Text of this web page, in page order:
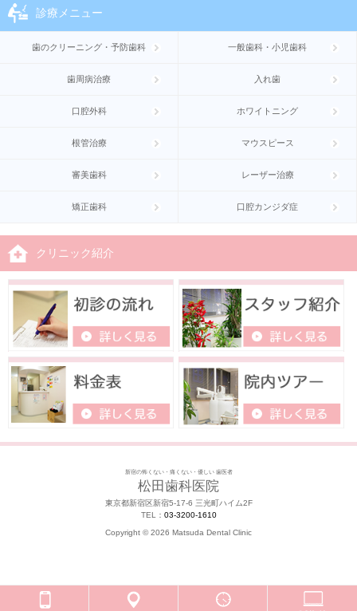
診療メニュー
歯のクリーニング・予防歯科
歯周病治療
口腔外科
根管治療
審美歯科
矯正歯科
一般歯科・小児歯科
入れ歯
ホワイトニング
マウスピース
レーザー治療
口腔カンジダ症
クリニック紹介
新宿の怖くない・痛くない・優しい 歯医者
松田歯科医院
東京都新宿区新宿5-17-6 三光町ハイム2F
TEL： 03-3200-1610
Copyright ©2026 Matsuda Dental Clinic
モバイル PC